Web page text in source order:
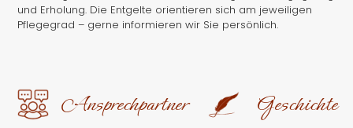
und Erholung. Die Entgelte orientieren sich am jeweiligen
Pflegegrad – gerne informieren wir Sie persönlich.
Ansprechpartner
Geschichte